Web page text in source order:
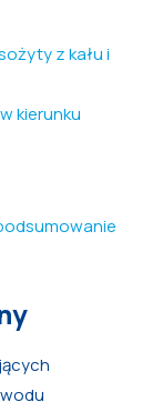
z kału i
kierunku